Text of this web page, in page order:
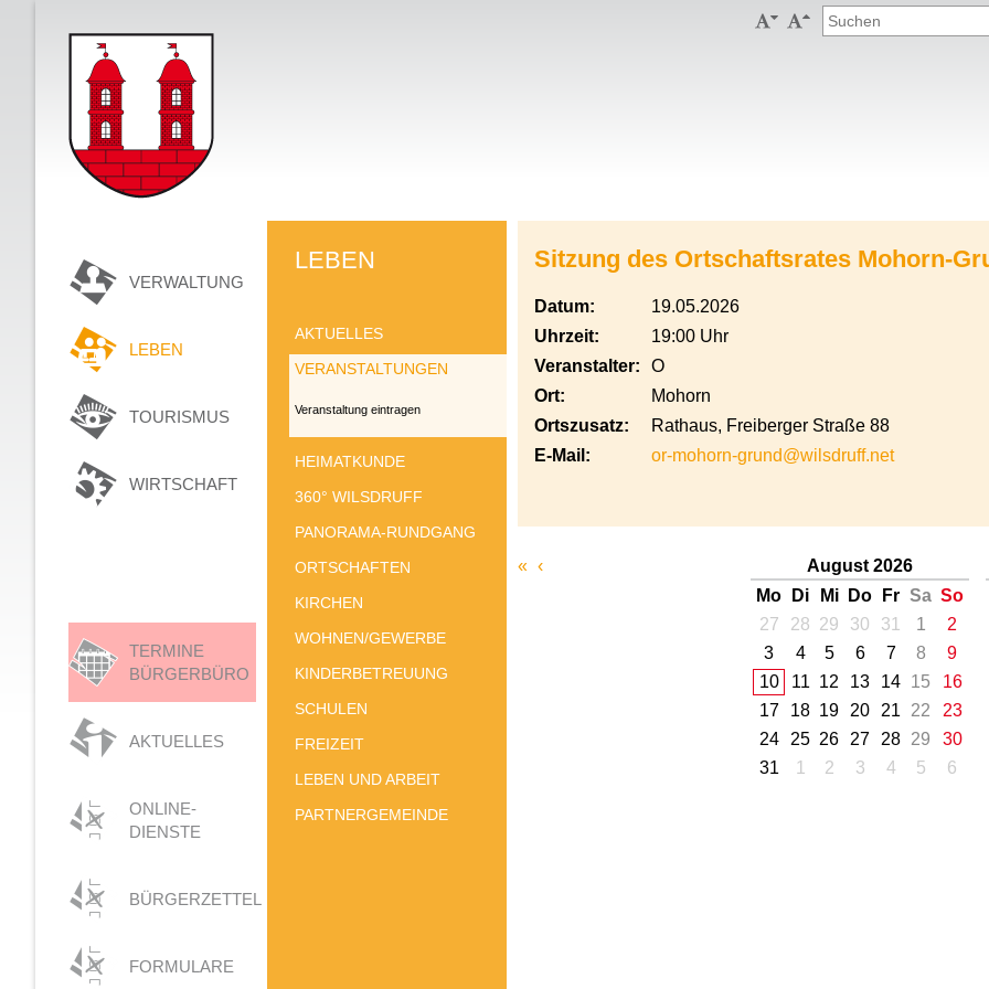
 
VERWALTUNG
LEBEN
TOURISMUS
WIRTSCHAFT
TERMINE
BÜRGERBÜRO
AKTUELLES
ONLINE-
DIENSTE
BÜRGERZETTEL
FORMULARE
LEBEN
AKTUELLES
VERANSTALTUNGEN
Veranstaltung eintragen
HEIMATKUNDE
360° WILSDRUFF
PANORAMA-RUNDGANG
ORTSCHAFTEN
KIRCHEN
WOHNEN/GEWERBE
KINDERBETREUUNG
SCHULEN
FREIZEIT
LEBEN UND ARBEIT
PARTNERGEMEINDE
Sitzung des Ortschaftsrates Mohorn-
Datum:
19.05.2026
Uhrzeit:
19:00 Uhr
Veranstalter:
O
Ort:
Mohorn
Ortszusatz:
Rathaus, Freiberger Straße 88
E-Mail:
or-mohorn-grund@wilsdruff.net
« ‹
August 2026
Mo
Di Mi Do Fr Sa So
27
28 29 30 31 1
2
3
4 5 6 7 8
9
10
11 12 13 14 15
16
17
18 19 20 21 22
23
24
25 26 27 28 29
30
31
1 2 3 4 5 6